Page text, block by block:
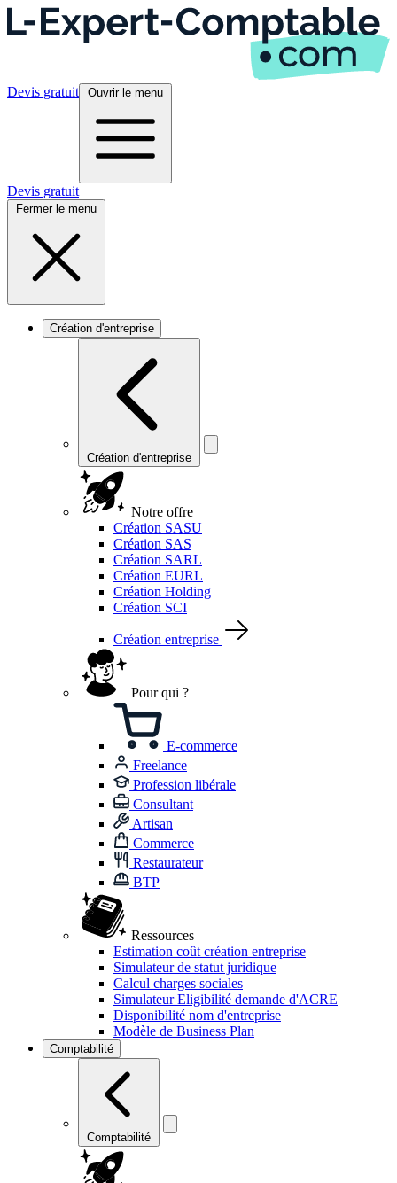
Devis gratuit Ouvrir le menu
Devis gratuit
Fermer le menu
Création d'entreprise
Création d'entreprise
Notre offre
Création SASU
Création SAS
Création SARL
Création EURL
Création Holding
Création SCI
Création entreprise
Pour qui ?
E-commerce
Freelance
Profession libérale
Consultant
Artisan
Commerce
Restaurateur
BTP
Ressources
Estimation coût création entreprise
Simulateur de statut juridique
Calcul charges sociales
Simulateur Eligibilité demande d'ACRE
Disponibilité nom d'entreprise
Modèle de Business Plan
Comptabilité
Comptabilité